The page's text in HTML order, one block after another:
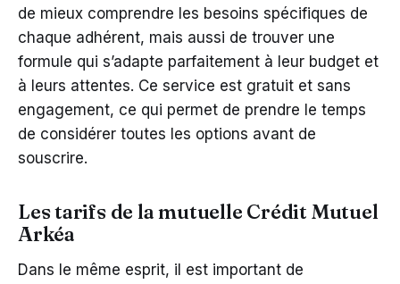
de mieux comprendre les besoins spécifiques de
chaque adhérent, mais aussi de trouver une
formule qui s’adapte parfaitement à leur budget et
à leurs attentes. Ce service est gratuit et sans
engagement, ce qui permet de prendre le temps
de considérer toutes les options avant de
souscrire.
Les tarifs de la mutuelle Crédit Mutuel
Arkéa
Dans le même esprit, il est important de